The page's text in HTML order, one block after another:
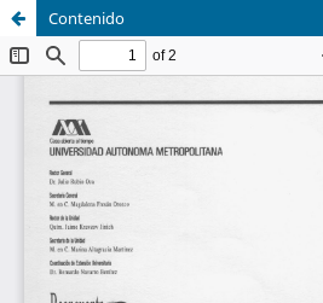
Contenido